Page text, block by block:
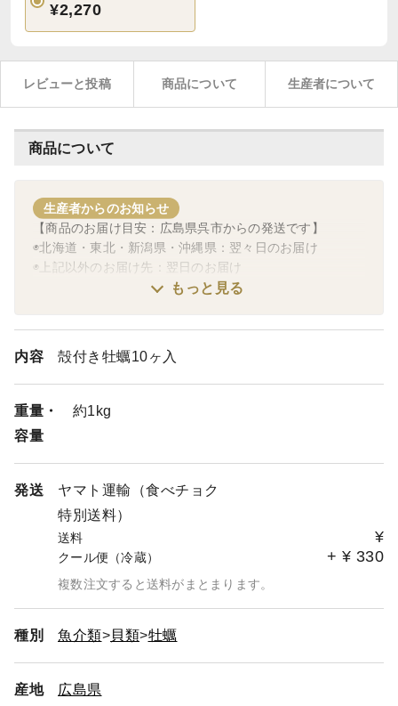
¥2,270
レビューと投稿 商品について 生産者について
商品について
生産者からのお知らせ
【商品のお届け目安：広島県呉市からの発送です】
◉北海道・東北・新潟県・沖縄県：翌々日のお届け
◉上記以外のお届け先：翌日のお届け
（時間指定によっては、翌々日のお届けとなる場合もあり
午前中指定：翌々日のお届け
✅冬季は天候や物流の増加により、配送に遅延が生じるこ
とがあります。
ご了承のほど、よろしくお願い申し上げます。
【ご希望の商品をご用意いたします！】
商品一覧にないものでも、ご要望に応じてご用意いたしま
す。
むき身の組み合わせ、殻付きとむき身の組み合わせなど、
種類や数量は、ご自由に組み合わせできますので、
ご遠慮なくお申し付けください。
【複数の商品を1つの箱におまとめ（同梱）ご希望のお客
複数の商品を同梱した場合、箱代が1つになりますので少
せください。
もっと見る
内容 殻付き牡蠣10ヶ入
重量・
容量
約1kg
発送
ヤマト運輸（食べチョク
特別送料）
送料 ¥
クール便（冷蔵） + ¥ 330
複数注文すると送料がまとまります。
種別 魚介類 貝類 牡蠣
産地 広島県